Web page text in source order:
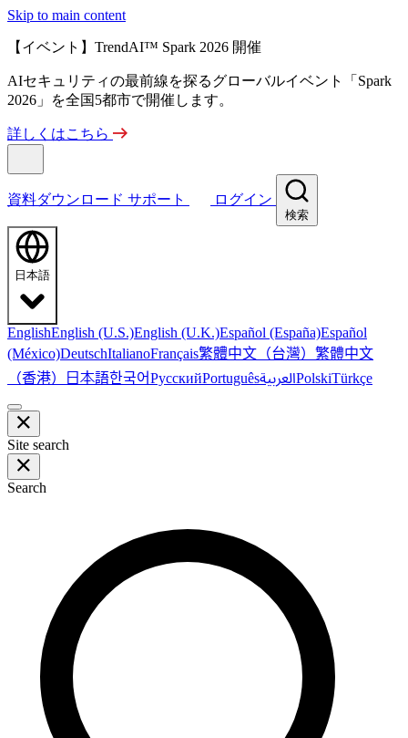
Skip to main content
【イベント】TrendAI™ Spark 2026 開催
AIセキュリティの最前線を探るグローバルイベント「Spark
2026」を全国5都市で開催します。
詳しくはこちら
資料ダウンロード サポート ログイン
検索
日本語
EnglishEnglish (U.S.)English (U.K.)Español (España)Español
(México)DeutschItalianoFrançais繁體中文（台灣） 繁體中文
（香港） 日本語한국어РусскийPortuguêsالعربيةPolskiTürkçe
Site search
Search